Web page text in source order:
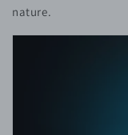
nature.